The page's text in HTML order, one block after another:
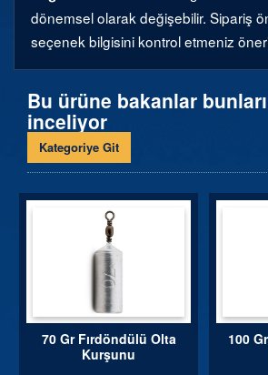
dönemsel olarak değişebilir. Sipariş
seçenek bilgisini kontrol etmeniz
Bu ürüne bakanlar
inceliyor
Kategoriye Git
70 Gr Fırdöndülü Olta
Kurşunu
100